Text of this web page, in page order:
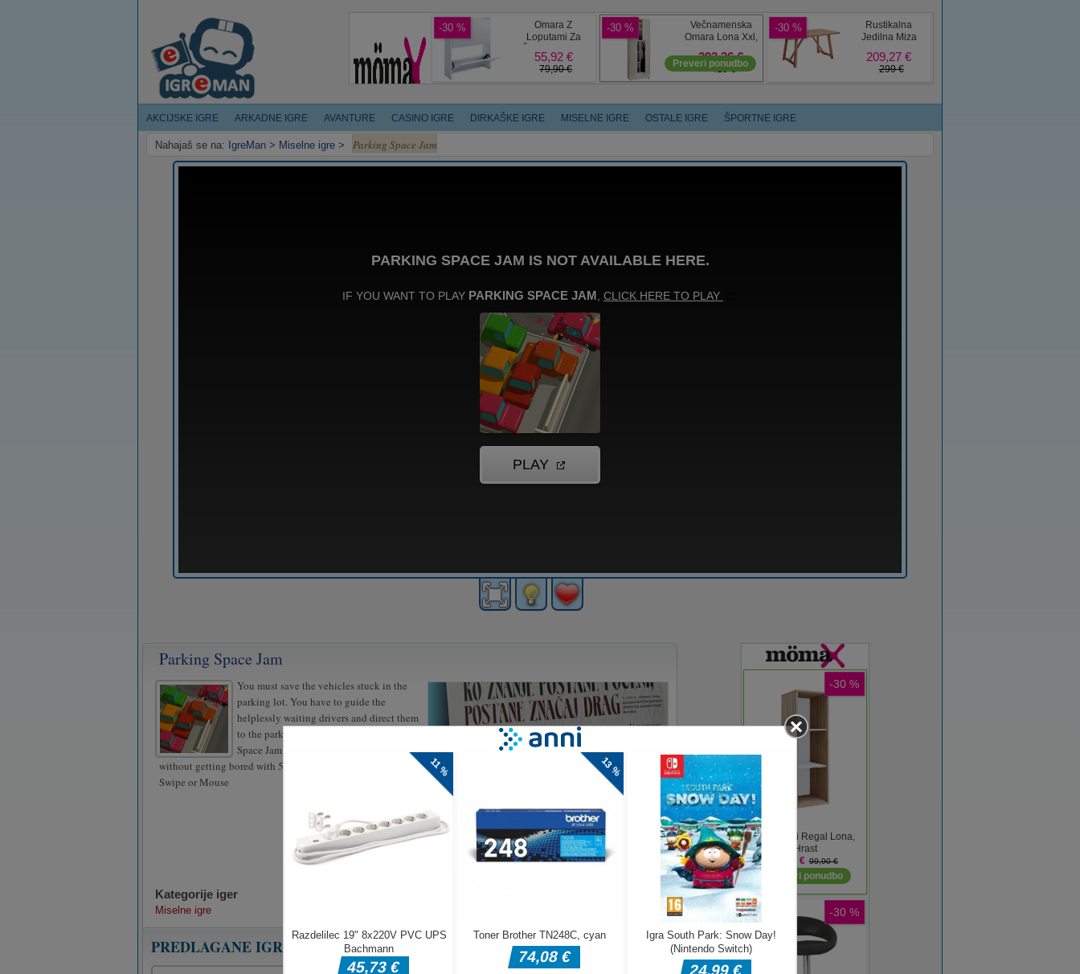
AKCIJSKE IGRE ARKADNE IGRE AVANTURE CASINO IGRE DIRKAŠKE IGRE MISELNE IGRE OSTALE IGRE ŠPORTNE IGRE
Nahajaš se na: IgreMan > Miselne igre > Parking Space Jam
Parking Space Jam
You must save the vehicles stuck in the
parking lot. You have to guide the
helplessly waiting drivers and direct them
to the parking lot exit. Master the Parking
Space Jam game, which you will play
without getting bored with 50+ different levels!
Swipe or Mouse
Kategorije iger
Miselne igre
PREDLAGANE IGRE